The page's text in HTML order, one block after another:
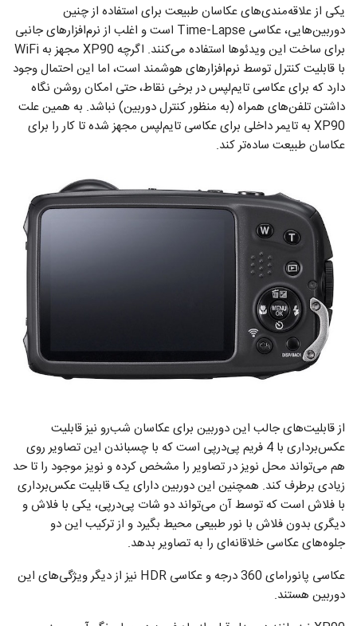
یکی از علاقه‌مندی‌های عکاسان طبیعت برای استفاده از چنین
دوربین‌هایی، عکاسی Time-Lapse است و اغلب از نرم‌افزارهای جانبی
برای ساخت این ویدئو‌ها استفاده می‌کنند. اگرچه XP90 مجهز به WiFi
با قابلیت کنترل توسط نرم‌افزارهای هوشمند است، اما این احتمال وجود
دارد که برای عکاسی تایم‌لپس در برخی نقاط، حتی امکان روشن‌ نگاه
داشتن تلفن‌های همراه (به منظور کنترل دوربین) نباشد. به همین علت
XP90 به تایمر داخلی برای عکاسی تایم‌لپس مجهز شده تا کار را برای
عکاسان طبیعت ساده‌تر کند.
از قابلیت‌های جالب این دوربین برای عکاسان شب‌رو نیز قابلیت
عکس‌برداری با 4 فریم پی‌درپی است که با چسباندن این تصاویر روی
هم می‌تواند محل نویز در تصاویر را مشخص کرده و نویز موجود را تا حد
زیادی برطرف کند. همچنین این دوربین دارای یک قابلیت عکس‌برداری
با فلاش است که توسط آن می‌تواند دو شات پی‌درپی، یکی با فلاش و
دیگری بدون فلاش با نور طبیعی محیط بگیرد و از ترکیب این دو
جلوه‌های عکاسی خلاقانه‌ای را به تصاویر بدهد.
عکاسی پانورامای 360 درجه و عکاسی HDR نیز از دیگر ویژگی‌های این
دوربین هستند.